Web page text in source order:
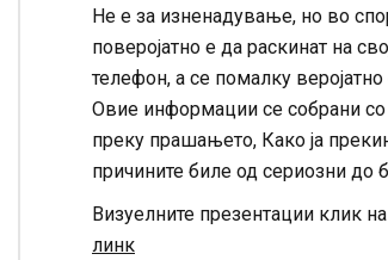
Не е за изненадување, но во
поверојатно е да раскинат на
телефон, а се помалку
Овие информации се собрани со
преку прашањето, Како ја
причините биле од сериозни до
Визуелните презентации клик
линк